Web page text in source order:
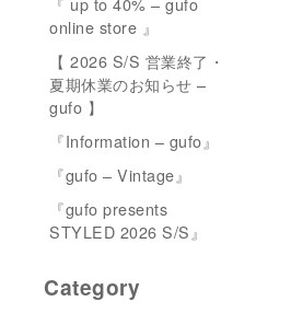
online store 』
【 2026 S/S 営業終了・
夏期休業のお知らせ –
gufo 】
『Information – gufo』
『gufo – Vintage』
『gufo presents
STYLED 2026 S/S』
Category